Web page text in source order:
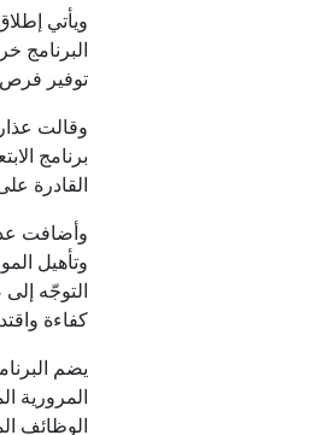
ويأتي
البرنامج
توفير
وقالت
القادرة
وأضافت
وتأهيل
التوجّه
كفاءة
يضم
الوظائف